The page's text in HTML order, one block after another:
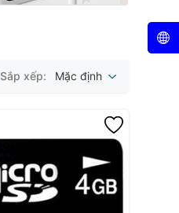
Sắp xếp: Mặc định